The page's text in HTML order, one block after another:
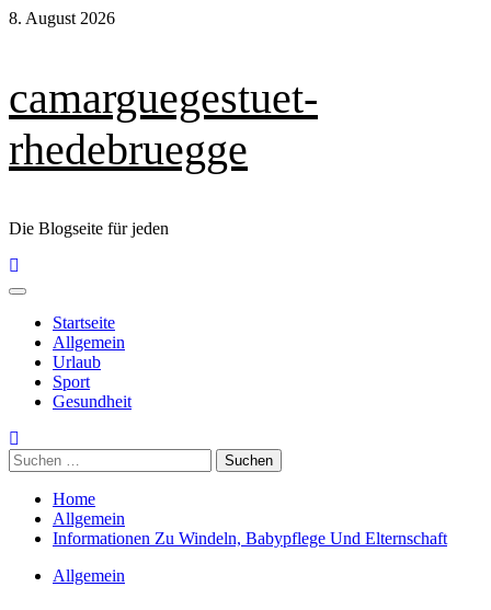
Skip
8. August 2026
camarguegestuet-
rhedebruegge
Die Blogseite für jeden
Primary
Startseite
Allgemein
Urlaub
Sport
Gesundheit
Suchen
nach:
Home
Allgemein
Informationen Zu Windeln, Babypflege Und Elternschaft
Allgemein